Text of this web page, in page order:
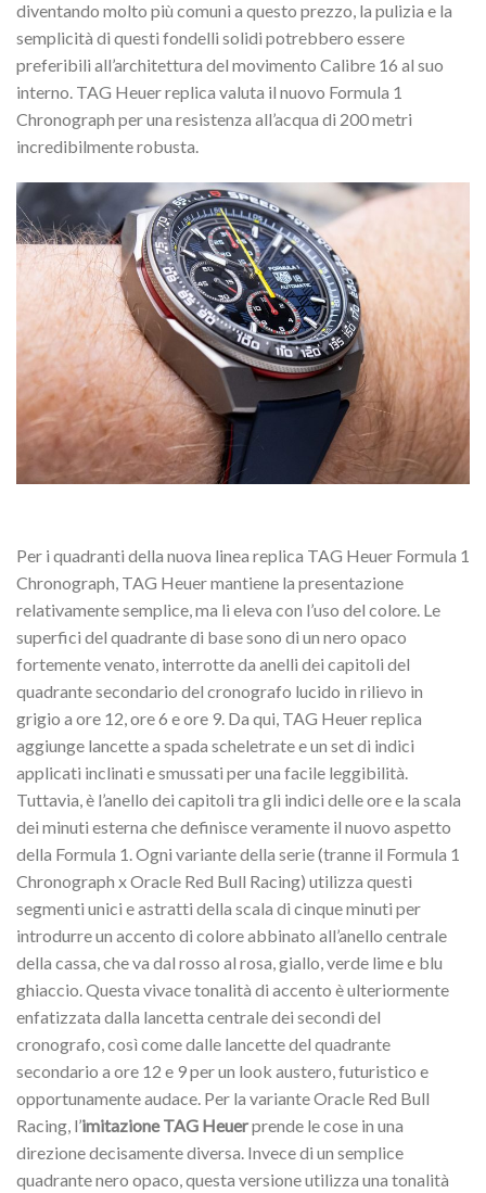
diventando molto più comuni a questo prezzo, la pulizia e la
semplicità di questi fondelli solidi potrebbero essere
preferibili all’architettura del movimento Calibre 16 al suo
interno. TAG Heuer replica valuta il nuovo Formula 1
Chronograph per una resistenza all’acqua di 200 metri
incredibilmente robusta.
Per i quadranti della nuova linea replica TAG Heuer Formula 1
Chronograph, TAG Heuer mantiene la presentazione
relativamente semplice, ma li eleva con l’uso del colore. Le
superfici del quadrante di base sono di un nero opaco
fortemente venato, interrotte da anelli dei capitoli del
quadrante secondario del cronografo lucido in rilievo in
grigio a ore 12, ore 6 e ore 9. Da qui, TAG Heuer replica
aggiunge lancette a spada scheletrate e un set di indici
applicati inclinati e smussati per una facile leggibilità.
Tuttavia, è l’anello dei capitoli tra gli indici delle ore e la scala
dei minuti esterna che definisce veramente il nuovo aspetto
della Formula 1. Ogni variante della serie (tranne il Formula 1
Chronograph x Oracle Red Bull Racing) utilizza questi
segmenti unici e astratti della scala di cinque minuti per
introdurre un accento di colore abbinato all’anello centrale
della cassa, che va dal rosso al rosa, giallo, verde lime e blu
ghiaccio. Questa vivace tonalità di accento è ulteriormente
enfatizzata dalla lancetta centrale dei secondi del
cronografo, così come dalle lancette del quadrante
secondario a ore 12 e 9 per un look austero, futuristico e
opportunamente audace. Per la variante Oracle Red Bull
Racing, l’imitazione TAG Heuerprende le cose in una
direzione decisamente diversa. Invece di un semplice
quadrante nero opaco, questa versione utilizza una tonalità